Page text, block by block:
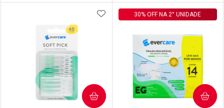
Laboratório
Por Menos Laboratório
Por Menos
ADICIONAR AOS FAVORITOS
COMPRAR
30% OFF NA 2° UNIDADE
COMPRAR